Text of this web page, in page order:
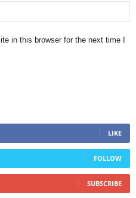
in this browser for the next time I
LIKE
FOLLOW
SUBSCRIBE